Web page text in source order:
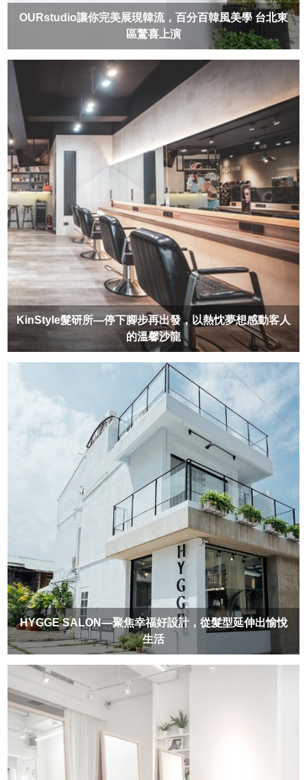
OURstudio讓你完美展現韓流，百分百韓風美學 台北東
區驚喜上演
KinStyle髮研所—停下腳步再出發，以熱忱夢想感動客人
的溫馨沙龍
HYGGE SALON—聚焦幸福好設計，從髮型延伸出愉悅
生活